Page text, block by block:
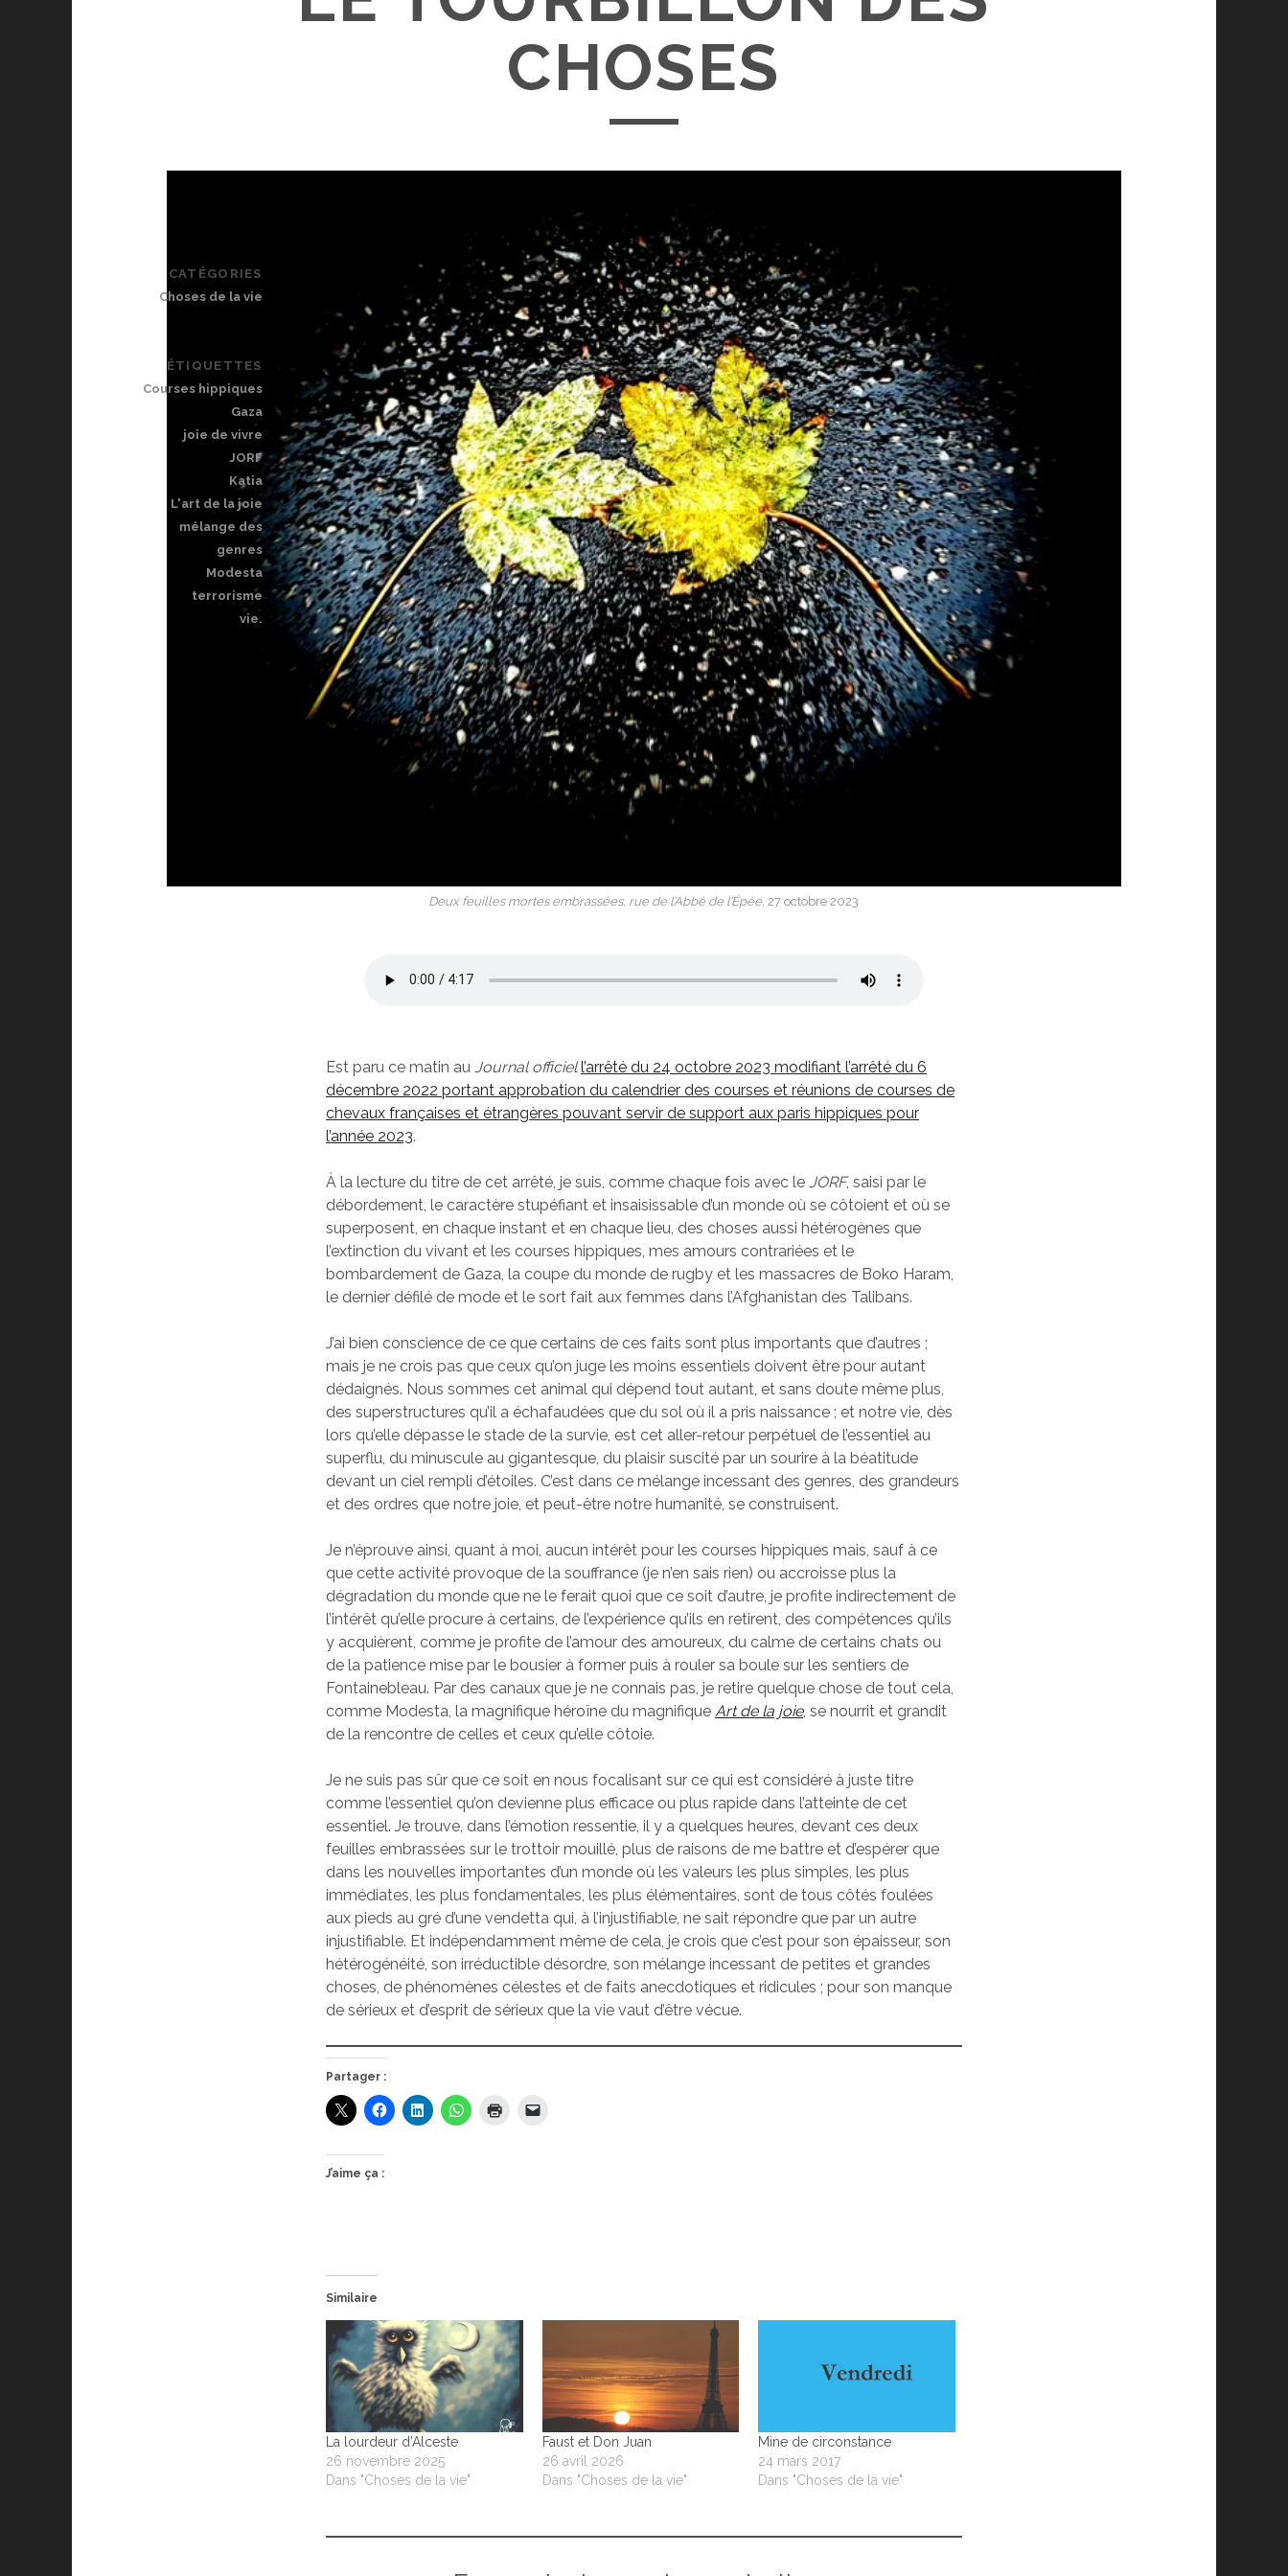
CHOSES
Deux feuilles mortes embrassées, rue de l’Abbé de l’Épée , 27 octobre 2023
Est paru ce matin auJournal officiel l’arrêté du 24 octobre 2023 modifiant l’arrêté du 6
décembre 2022 portant approbation du calendrier des courses et réunions de courses de
chevaux françaises et étrangères pouvant servir de support aux paris hippiques pour
l’année 2023.
À la lecture du titre de cet arrêté, je suis, comme chaque fois avec leJORF, saisi par le
débordement, le caractère stupéfiant et insaisissable d’un monde où se côtoient et où se
superposent, en chaque instant et en chaque lieu, des choses aussi hétérogènes que
l’extinction du vivant et les courses hippiques, mes amours contrariées et le
bombardement de Gaza, la coupe du monde de rugby et les massacres de Boko Haram,
le dernier défilé de mode et le sort fait aux femmes dans l’Afghanistan des Talibans.
J’ai bien conscience de ce que certains de ces faits sont plus importants que d’autres ;
mais je ne crois pas que ceux qu’on juge les moins essentiels doivent être pour autant
dédaignés. Nous sommes cet animal qui dépend tout autant, et sans doute même plus,
des superstructures qu’il a échafaudées que du sol où il a pris naissance ; et notre vie, dès
lors qu’elle dépasse le stade de la survie, est cet aller-retour perpétuel de l’essentiel au
superflu, du minuscule au gigantesque, du plaisir suscité par un sourire à la béatitude
devant un ciel rempli d’étoiles. C’est dans ce mélange incessant des genres, des grandeurs
et des ordres que notre joie, et peut-être notre humanité, se construisent.
Je n’éprouve ainsi, quant à moi, aucun intérêt pour les courses hippiques mais, sauf à ce
que cette activité provoque de la souffrance (je n’en sais rien) ou accroisse plus la
dégradation du monde que ne le ferait quoi que ce soit d’autre, je profite indirectement de
l’intérêt qu’elle procure à certains, de l’expérience qu’ils en retirent, des compétences qu’ils
y acquièrent, comme je profite de l’amour des amoureux, du calme de certains chats ou
de la patience mise par le bousier à former puis à rouler sa boule sur les sentiers de
Fontainebleau. Par des canaux que je ne connais pas, je retire quelque chose de tout cela,
comme Modesta, la magnifique héroïne du magnifiqueArt de la joie, se nourrit et grandit
de la rencontre de celles et ceux qu’elle côtoie.
Je ne suis pas sûr que ce soit en nous focalisant sur ce qui est considéré à juste titre
comme l’essentiel qu’on devienne plus efficace ou plus rapide dans l’atteinte de cet
essentiel. Je trouve, dans l’émotion ressentie, il y a quelques heures, devant ces deux
feuilles embrassées sur le trottoir mouillé, plus de raisons de me battre et d’espérer que
dans les nouvelles importantes d’un monde où les valeurs les plus simples, les plus
immédiates, les plus fondamentales, les plus élémentaires, sont de tous côtés foulées
aux pieds au gré d’une vendetta qui, à l’injustifiable, ne sait répondre que par un autre
injustifiable. Et indépendamment même de cela, je crois que c’est pour son épaisseur, son
hétérogénéité, son irréductible désordre, son mélange incessant de petites et grandes
choses, de phénomènes célestes et de faits anecdotiques et ridicules ; pour son manque
de sérieux et d’esprit de sérieux que la vie vaut d’être vécue.
Partager :
J’aime ça :
Similaire
La lourdeur d’Alceste
26 novembre 2025
Dans "Choses de la vie"
Faust et Don Juan
26 avril 2026
Dans "Choses de la vie"
Mine de circonstance
24 mars 2017
Dans "Choses de la vie"
CATÉGORIES
Choses de la vie
ÉTIQUETTES
Courses hippiques
Gaza
joie de vivre
JORF
Katia
L'art de la joie
mélange des
genres
Modesta
terrorisme
vie.